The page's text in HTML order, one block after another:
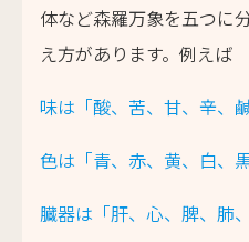
体など森羅万象を五つに
え方があります。例えば
味は「酸、苦、甘、辛、
色は「青、赤、黄、白、黒
臓器は「肝、心、脾、肺